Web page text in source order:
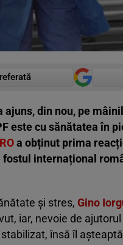
ajuns, din nou, pe
este cu sănătatea în
a obținut prima
internațional
și stres, Gino
iar, nevoie de
însă îl